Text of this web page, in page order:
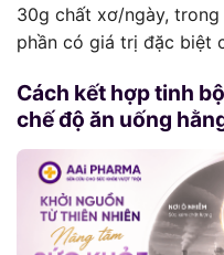
30g chất xơ/ngày,
phần có giá trị đặc biệt
Cách kết hợp tinh
chế độ ăn uống